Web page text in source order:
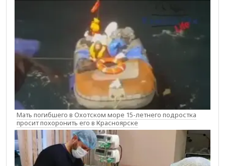
Мать погибшего в Охотском море 15-летнего подростка
просит похоронить его в Красноярске